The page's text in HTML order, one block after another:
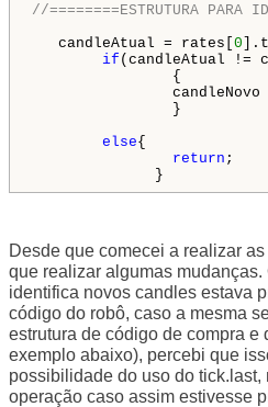
//========ESTRUTURA PARA
candleAtual = rates[ 0
if (candleAtual !=
{
candleNovo =
}
else{
return ;
}
Desde que comecei a realizar
que realizar algumas mudanças.
identifica novos candles estava
código do robô, caso a mesma
estrutura de código de compra e
exemplo abaixo), percebi que
possibilidade do uso do
operação caso assim estivesse